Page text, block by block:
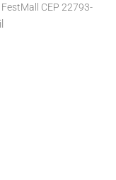
CEP 22793-